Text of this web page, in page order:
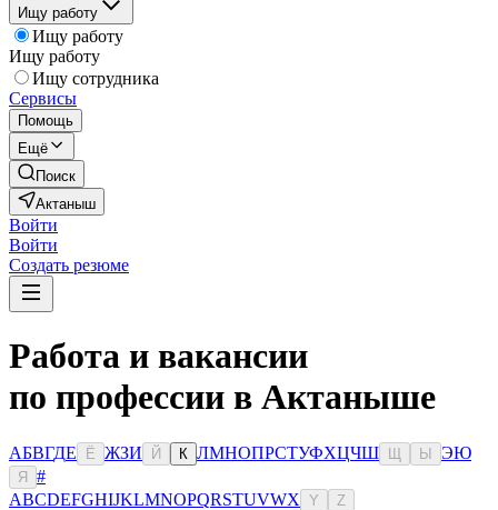
Ищу работу
Ищу работу
Ищу работу
Ищу сотрудника
Сервисы
Помощь
Ещё
Поиск
Актаныш
Войти
Войти
Создать резюме
Работа и вакансии
по профессии в Актаныше
АБВГДЕ Ё ЖЗИ Й К ЛМНОПРСТУФХЦЧШ Ы ЭЮ
Я
#
ABCDEFGHIJKLMNOPQRSTUVWX Y Z